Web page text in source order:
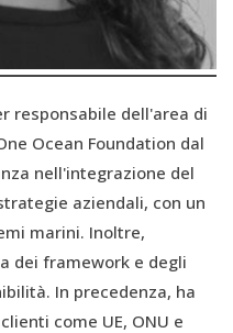
responsabile dell'area di
Ocean Foundation dal
nell'integrazione del
aziendali, con un
marini. Inoltre,
dei framework e degli
In precedenza, ha
come UE, ONU e